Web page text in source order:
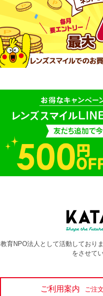
教育NPO法人として活動しており
をさせて
ご利用案内 ご注